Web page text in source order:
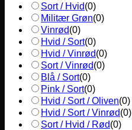
Sort / Hvid(0)
Militær Grøn(0)
Vinrød(0)
Hvid / Sort(0)
Hvid / Vinrød(0)
Sort / Vinrød(0)
Blå / Sort(0)
Pink / Sort(0)
Hvid / Sort / Oliven(0)
Hvid / Sort / Vinrød(0)
Sort / Hvid / Rød(0)